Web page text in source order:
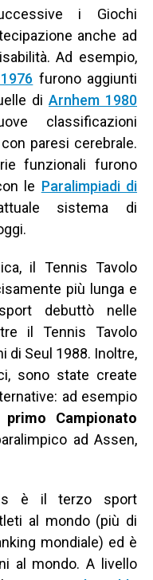
i Giochi
anche ad
Ad esempio,
furono aggiunti
di Arnhem 1980
classificazioni
paresi cerebrale.
funzionali furono
le Paralimpiadi di
sistema di
il Tennis Tavolo
più lunga e
debuttò nelle
il Tennis Tavolo
di Seul 1988. Inoltre,
sono state create
ad esempio
Campionato
ad Assen,
è il terzo sport
al mondo (più di
mondiale) ed è
al mondo. A livello